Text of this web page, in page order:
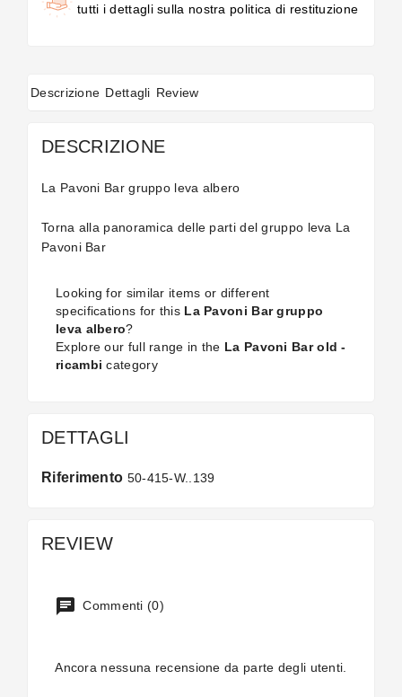
tutti i dettagli sulla nostra politica di restituzione
Descrizione Dettagli Review
DESCRIZIONE
La Pavoni Bar gruppo leva albero
Torna alla panoramica delle parti del gruppo leva La
Pavoni Bar
Looking for similar items or different
specifications for this La Pavoni Bar gruppo
leva albero?
Explore our full range in the La Pavoni Bar old -
ricambi category
DETTAGLI
Riferimento 50-415-W..139
REVIEW
Commenti (0)
Ancora nessuna recensione da parte degli utenti.